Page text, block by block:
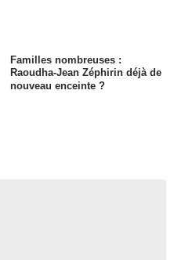
Familles nombreuses :
Raoudha-Jean Zéphirin déjà de
nouveau enceinte ?